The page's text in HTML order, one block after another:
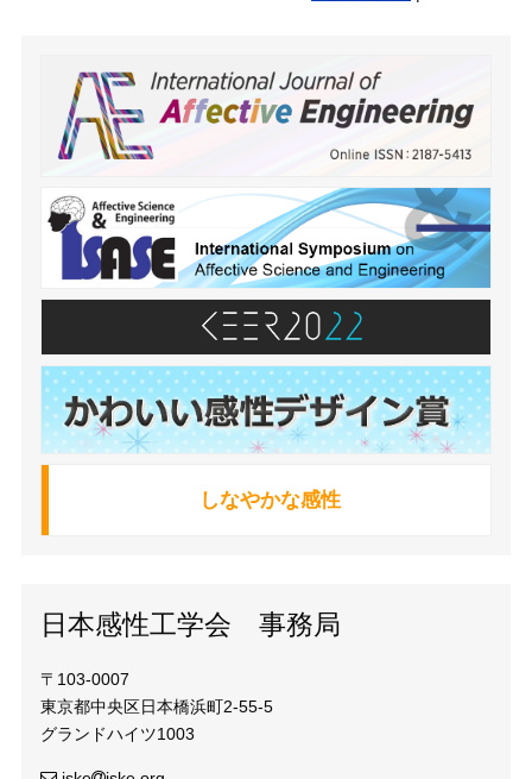
しなやかな感性
日本感性工学会 事務局
〒103-0007
東京都中央区日本橋浜町2-55-5
グランドハイツ1003